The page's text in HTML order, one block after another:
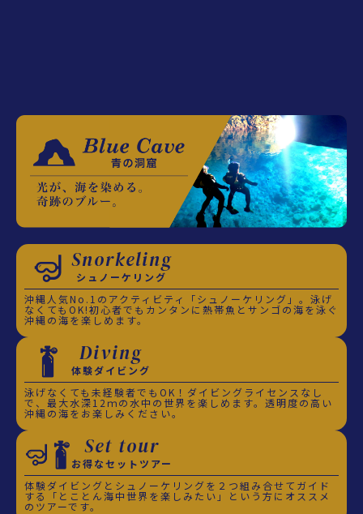
Snorkeling
シュノーケリング
沖縄人気No.1のアクティビティ「シュノーケリング」。泳げ
なくてもOK!初心者でもカンタンに熱帯魚とサンゴの海を泳ぐ
沖縄の海を楽しめます。
Diving
体験ダイビング
泳げなくても未経験者でもOK！ダイビングライセンスなし
で、最大水深12ｍの水中の世界を楽しめます。透明度の高い
沖縄の海をお楽しみください。
Set tour
お得なセットツアー
体験ダイビングとシュノーケリングを２つ組み合せてガイド
する「とことん海中世界を楽しみたい」という方にオススメ
のツアーです。